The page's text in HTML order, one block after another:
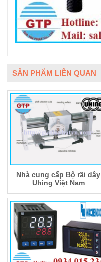
SẢN PHẨM LIÊN QUAN
Nhà cung cấp Bộ rãi dây
Uhing Việt Nam